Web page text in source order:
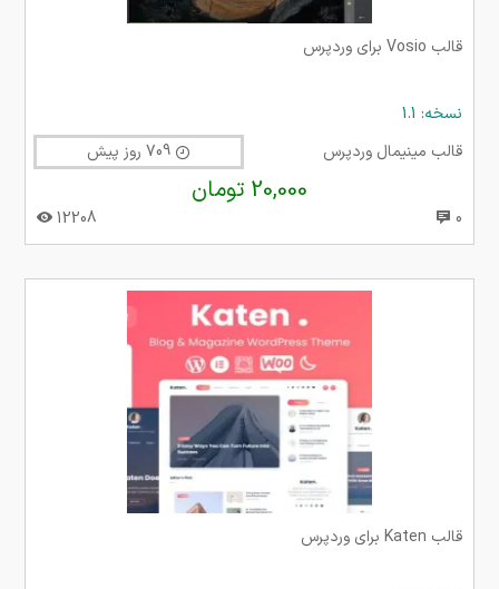
قالب Vosio برای وردپرس
نسخه: 1.1
قالب مینیمال وردپرس
20,000 تومان
0
12208
قالب Katen برای وردپرس